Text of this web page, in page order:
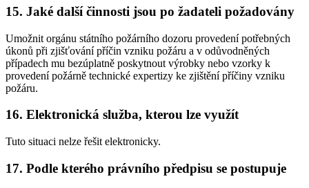
15. Jaké další činnosti jsou po žadateli požadovány
Umožnit orgánu státního požárního dozoru provedení potřebných
úkonů při zjišťování příčin vzniku požáru a v odůvodněných
případech mu bezúplatně poskytnout výrobky nebo vzorky k
provedení požárně technické expertizy ke zjištění příčiny vzniku
požáru.
16. Elektronická služba, kterou lze využít
Tuto situaci nelze řešit elektronicky.
17. Podle kterého právního předpisu se postupuje